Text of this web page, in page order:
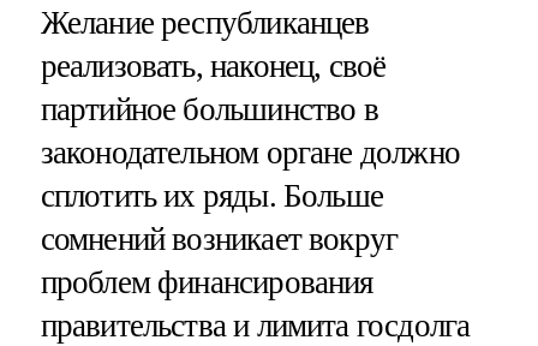
Желание республиканцев
реализовать, наконец, своё
партийное большинство в
законодательном органе должно
сплотить их ряды. Больше
сомнений возникает вокруг
проблем финансирования
правительства и лимита госдолга